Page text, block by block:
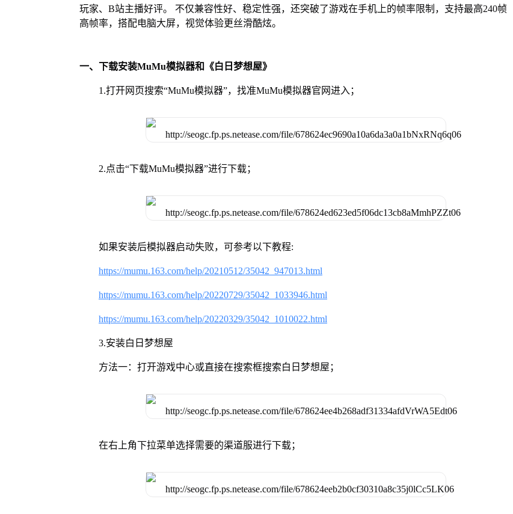
玩家、B站主播好评。 不仅兼容性好、稳定性强，还突破了游戏在手机上的帧率限制，支持最高240帧
高帧率，搭配电脑大屏，视觉体验更丝滑酷炫。
一、下载安装MuMu模拟器和《白日梦想屋》
1.打开网页搜索“MuMu模拟器”，找准MuMu模拟器官网进入；
2.点击“下载MuMu模拟器”进行下载；
如果安装后模拟器启动失败，可参考以下教程:
https://mumu.163.com/help/20210512/35042_947013.html
https://mumu.163.com/help/20220729/35042_1033946.html
https://mumu.163.com/help/20220329/35042_1010022.html
3.安装白日梦想屋
方法一：打开游戏中心或直接在搜索框搜索白日梦想屋；
在右上角下拉菜单选择需要的渠道服进行下载；